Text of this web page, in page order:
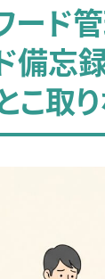
ド
備忘
こ取